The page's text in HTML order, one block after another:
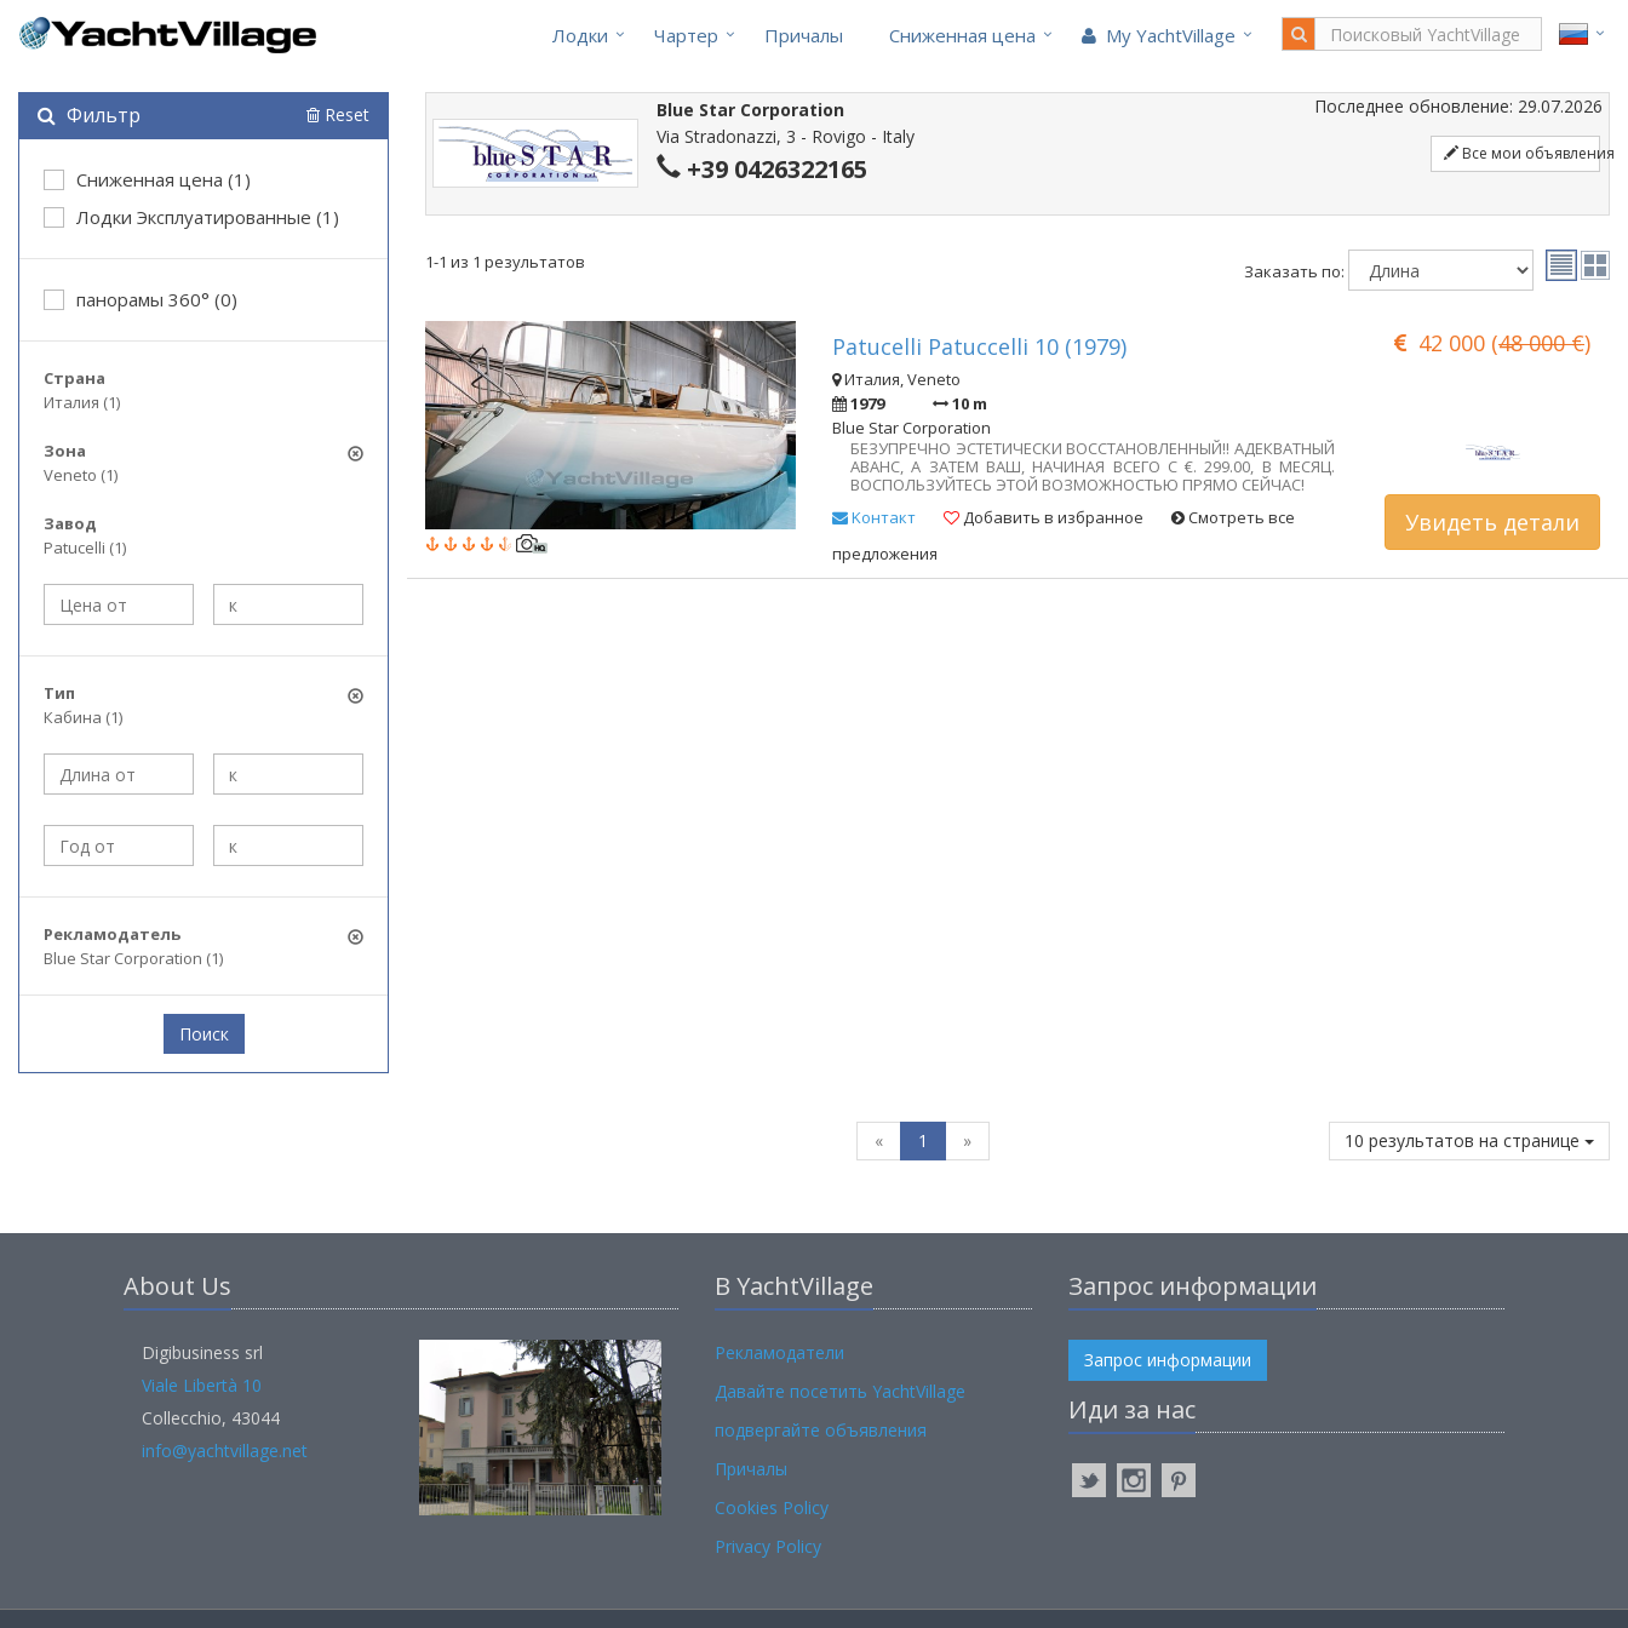
Лодки Чартер Причалы Cниженная цена My YachtVillage
Фильтр Reset
Cниженная цена (1)
Лодки Эксплуатированные (1)
панорамы 360° (0)
Страна
Италия (1)
Зона
Veneto (1)
Завод
Patucelli (1)
Тип
Кабина (1)
Рекламодатель
Blue Star Corporation (1)
Поиск
Blue Star Corporation
Via Stradonazzi, 3 - Rovigo - Italy
+39 0426322165 Все мои объявления
Последнее обновление: 29.07.2026
1-1 из 1 результатов Заказать по:
Patucelli Patuccelli 10 (1979) 42 000 (48 000 €)
Италия, Veneto
1979
10 m
Blue Star Corporation
БЕЗУПРЕЧНО ЭСТЕТИЧЕСКИ ВОССТАНОВЛЕННЫЙ!! АДЕКВАТНЫЙ
АВАНС, А ЗАТЕМ ВАШ, НАЧИНАЯ ВСЕГО С €. 299.00, В МЕСЯЦ.
ВОСПОЛЬЗУЙТЕСЬ ЭТОЙ ВОЗМОЖНОСТЬЮ ПРЯМО СЕЙЧАС!
Kонтакт
Добавить в избранное
Смотреть все
предложения
Увидеть детали
« 1 » 10 результатов на странице
About Us
Digibusiness srl
Viale Libertà 10
Collecchio, 43044
info@yachtvillage.net
В YachtVillage
Рекламодатели
Давайте посетить YachtVillage
подвергайте объявления
Причалы
Cookies Policy
Privacy Policy
Запрос информации
Запрос информации
Иди за нас